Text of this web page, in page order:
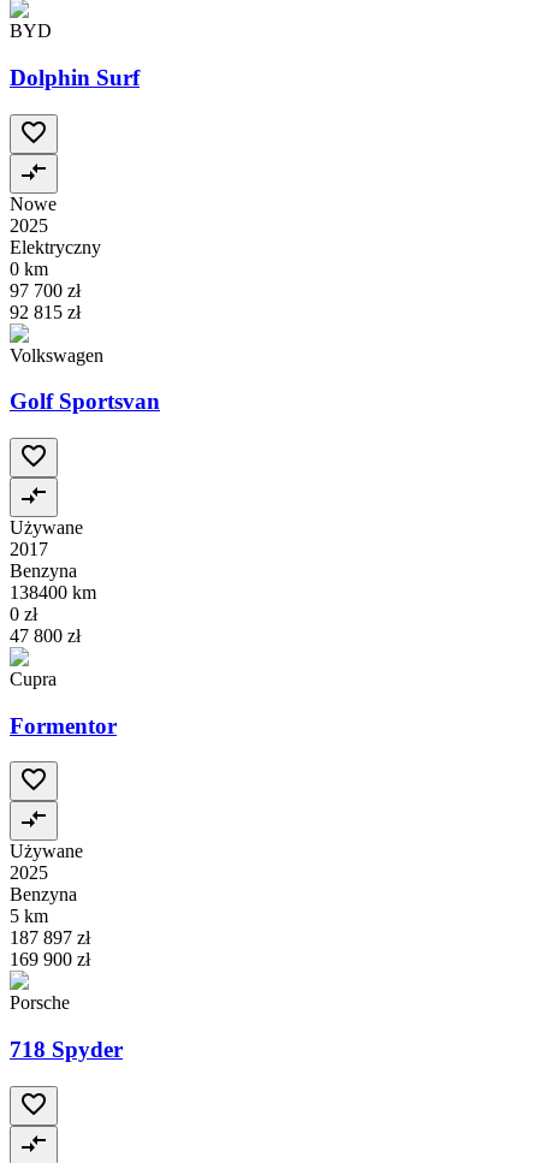
BYD
Dolphin Surf
Nowe
2025
Elektryczny
0 km
97 700 zł
92 815 zł
Volkswagen
Golf Sportsvan
Używane
2017
Benzyna
138400 km
0 zł
47 800 zł
Cupra
Formentor
Używane
2025
Benzyna
5 km
187 897 zł
169 900 zł
Porsche
718 Spyder